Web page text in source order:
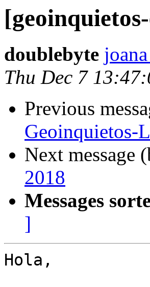
doublebyte
Thu Dec 7
Previous
Geoinquietos-
Next message
2018
Messages
]
Hola,